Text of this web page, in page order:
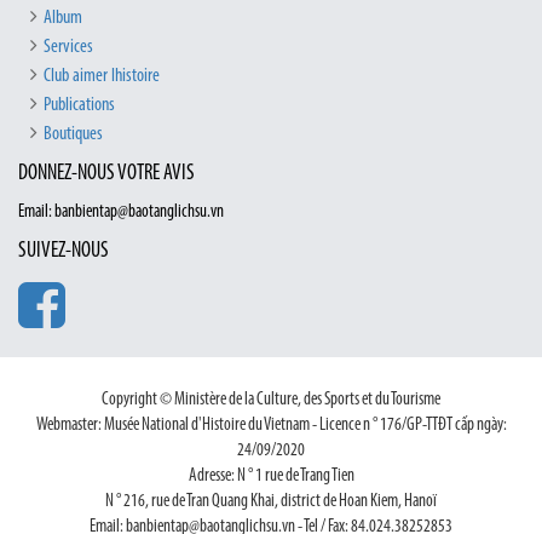
Album
Services
Club aimer lhistoire
Publications
Boutiques
DONNEZ-NOUS VOTRE AVIS
Email: banbientap@baotanglichsu.vn
SUIVEZ-NOUS
Copyright © Ministère de la Culture, des Sports et du Tourisme
Webmaster: Musée National d'Histoire du Vietnam - Licence n ° 176/GP-TTĐT cấp ngày:
24/09/2020
Adresse: N ° 1 rue de Trang Tien
N ° 216, rue de Tran Quang Khai, district de Hoan Kiem, Hanoï
Email: banbientap@baotanglichsu.vn - Tel / Fax: 84.024.38252853